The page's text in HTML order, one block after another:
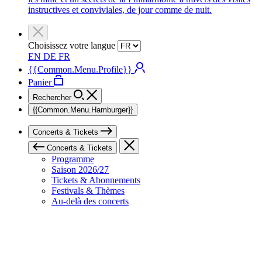
instructives et conviviales, de jour comme de nuit.
Choisissez votre langue
EN DE FR
{{Common.Menu.Profile}}
Panier
Rechercher
{{Common.Menu.Hamburger}}
Concerts & Tickets
Concerts & Tickets
Programme
Saison 2026/27
Tickets & Abonnements
Festivals & Thèmes
Au-delà des concerts